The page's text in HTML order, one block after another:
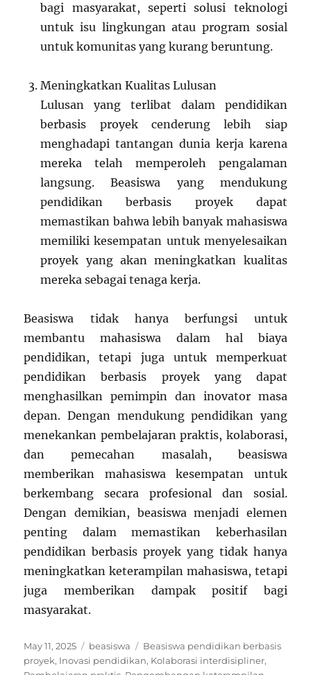
bagi masyarakat, seperti solusi teknologi
untuk isu lingkungan atau program sosial
untuk komunitas yang kurang beruntung.
Meningkatkan Kualitas Lulusan
Lulusan yang terlibat dalam pendidikan
berbasis proyek cenderung lebih siap
menghadapi tantangan dunia kerja karena
mereka telah memperoleh pengalaman
langsung. Beasiswa yang mendukung
pendidikan berbasis proyek dapat
memastikan bahwa lebih banyak mahasiswa
memiliki kesempatan untuk menyelesaikan
proyek yang akan meningkatkan kualitas
mereka sebagai tenaga kerja.
Beasiswa tidak hanya berfungsi untuk
membantu mahasiswa dalam hal biaya
pendidikan, tetapi juga untuk memperkuat
pendidikan berbasis proyek yang dapat
menghasilkan pemimpin dan inovator masa
depan. Dengan mendukung pendidikan yang
menekankan pembelajaran praktis, kolaborasi,
dan pemecahan masalah, beasiswa
memberikan mahasiswa kesempatan untuk
berkembang secara profesional dan sosial.
Dengan demikian, beasiswa menjadi elemen
penting dalam memastikan keberhasilan
pendidikan berbasis proyek yang tidak hanya
meningkatkan keterampilan mahasiswa, tetapi
juga memberikan dampak positif bagi
masyarakat.
Posted
on
May 11, 2025 Categories
beasiswa Tags
Beasiswa pendidikan berbasis
proyek, Inovasi pendidikan, Kolaborasi interdisipliner,